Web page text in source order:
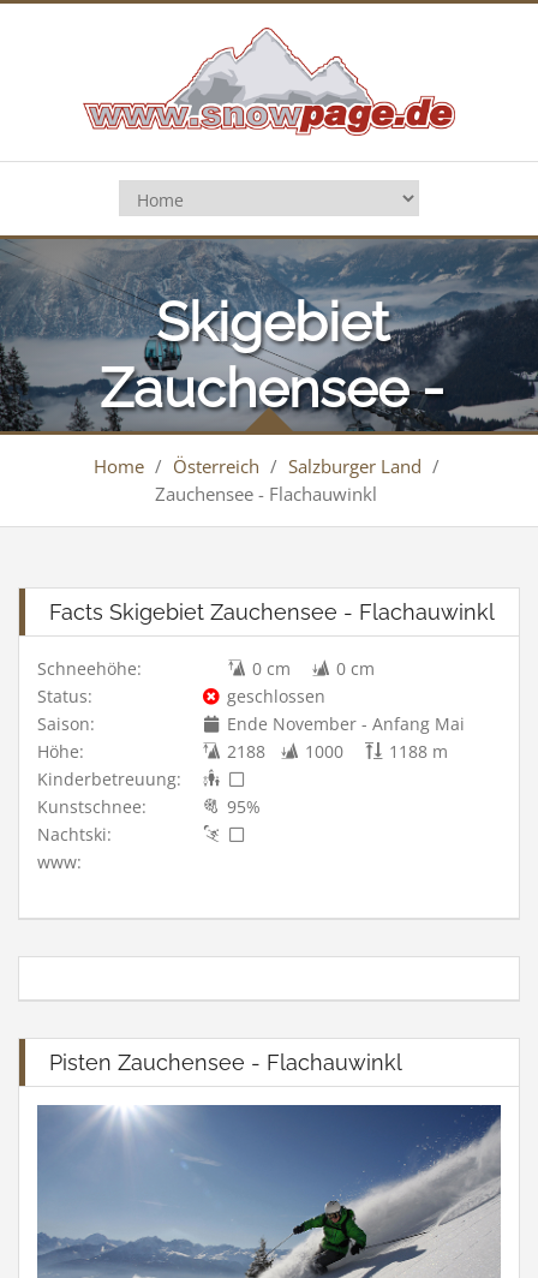
Skigebiet
Zauchensee -
Flachauwinkl
Home / Österreich / Salzburger Land /
Zauchensee - Flachauwinkl
Facts Skigebiet Zauchensee - Flachauwinkl
Schneehöhe: 0 cm
0 cm
Status:
geschlossen
Saison:
Ende November - Anfang Mai
Höhe:
2188 1000
1188 m
Kinderbetreuung:
Kunstschnee:
95%
Nachtski:
www:
Pisten Zauchensee - Flachauwinkl